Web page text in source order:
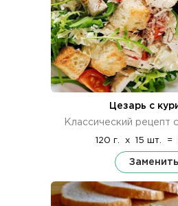
Цезарь с
Классический рецепт
120 г. x 15 шт. =
Заменить